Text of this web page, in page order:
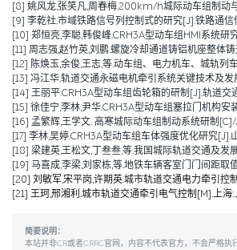
[8] 姚风龙,张笑凡,周春梅.200km/h城际动车组制动
[9] 李乾社.市域铁路信号列控制式的研究[J].铁路通
[10] 郑恒亮,李聪,韩俊峰.CRH3A型动车组HMI系统
[11] 周志强,赵竹英,刘鹏.螺旋冷却通道铸铝机座整体
[12] 陈焕玉,余俊,王志,等.动车组、电力机车、城轨
[13] 冯江华.轨道交通永磁电机牵引系统关键技术及
[14] 王丽平.CRH3A型动车组齿轮箱的研制[J].轨道交
[15] 徐佳宁,李林,尹华.CRH3A型动车组塞拉门机构
[16] 孟繁辉,王学文. 高寒城际动车组制动系统研制
[17] 李林,吴婷.CRH3A型动车组车体强度优化研究
[18] 梁建英,王松文,丁叁叁,等.我国城际轨道交通及
[19] 马喜成,李梁,刘家栋,等.地铁车辆客室门门间距
[20] 刘敏军,宋平岗,许期英.城市轨道交通电力牵引控
[21] 王珂,邢湘利.城市轨道交通牵引电气控制[M].上海
简要说明：
本站并非CR或者CRRC官网，内容不代表官方，不会严格